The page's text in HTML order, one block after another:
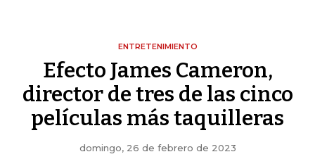
ENTRETENIMIENTO
Efecto James Cameron,
director de tres de las cinco
películas más taquilleras
domingo, 26 de febrero de 2023